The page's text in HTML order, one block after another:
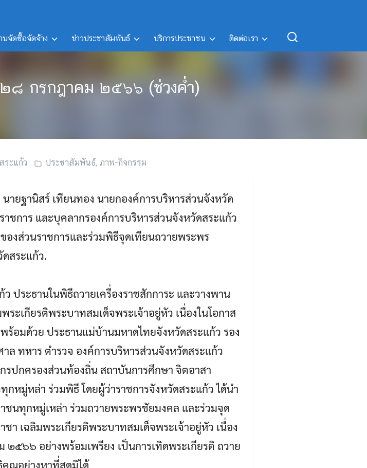
นจัดซื้อจัดจ้าง ข่าวประชาสัมพันธ์ บริการประชาชน ติดต่อเรา
๘ กรกฎาคม ๒๕๖๖ (ช่วงค่ำ)
ระแก้ว ประชาสัมพันธ์, ภาพ-กิจกรรม
ยฐานิสร์ เทียนทอง นายกองค์การบริหารส่วนจังหวัด
ชการ และบุคลากรองค์การบริหารส่วนจังหวัดสระแก้ว
องส่วนราชการและร่วมพิธีจุดเทียนถวายพระพร
สระแก้ว.
ประธานในพิธีถวายเครื่องราชสักการะ และวางพาน
ะเกียรติพระบาทสมเด็จพระเจ้าอยู่หัว เนื่องในโอกาส
อมด้วย ประธานแม่บ้านมหาดไทยจังหวัดสระแก้ว รอง
ล ทหาร ตำรวจ องค์การบริหารส่วนจังหวัดสระแก้ว
ปกครองส่วนท้องถิ่น สถาบันการศึกษา จิตอาสา
หมู่หล่า ร่วมพิธี โดยผู้ว่าราชการจังหวัดสระแก้ว ได้นำ
ชนทุกหมู่เหล่า ร่วมถวายพระพรชัยมงคล และร่วมจุด
า เฉลิมพระเกียรติพระบาทสมเด็จพระเจ้าอยู่หัว เนื่อง
๕๖๖ อย่างพร้อมเพรียง เป็นการเทิดพระเกียรติ ถวาย
ณอย่างหาที่สุดมิได้